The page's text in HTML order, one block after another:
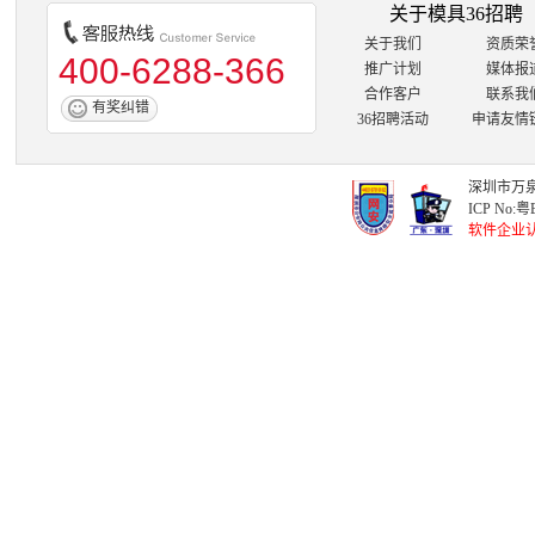
400-6288-366
有奖纠错
关于模具36招聘
关于我们
资质荣
推广计划
媒体报
合作客户
联系我
36招聘活动
申请友情
深圳市万
ICP No:粤
软件企业